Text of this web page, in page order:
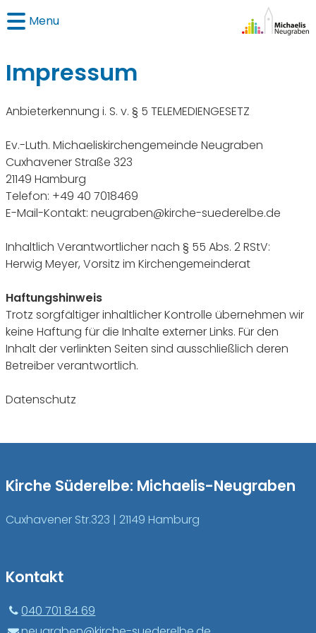
Menu
Impressum
Anbieterkennung i. S. v. § 5 TELEMEDIENGESETZ
Ev.-Luth. Michaeliskirchengemeinde Neugraben
Cuxhavener Straße 323
21149 Hamburg
Telefon: +49 40 7018469
E-Mail-Kontakt: neugraben@kirche-suederelbe.de
Inhaltlich Verantwortlicher nach § 55 Abs. 2 RStV:
Herwig Meyer, Vorsitz im Kirchengemeinderat
Haftungshinweis
Trotz sorgfältiger inhaltlicher Kontrolle übernehmen wir
keine Haftung für die Inhalte externer Links. Für den
Inhalt der verlinkten Seiten sind ausschließlich deren
Betreiber verantwortlich.
Datenschutz
Kirche Süderelbe: Michaelis-Neugraben
Cuxhavener Str.323 | 21149 Hamburg
Kontakt
040 701 84 69